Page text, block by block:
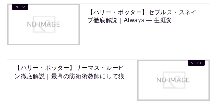
【ハリー・ポッター】セブルス・スネイ
プ徹底解説｜Always ― 生涯変...
【ハリー・ポッター】リーマス・ルーピ
ン徹底解説｜最高の防衛術教師にして狼...